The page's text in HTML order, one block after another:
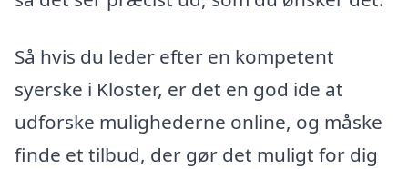
Så hvis du leder efter en kompetent
syerske i Kloster, er det en god ide at
udforske mulighederne online, og måske
finde et tilbud, der gør det muligt for dig